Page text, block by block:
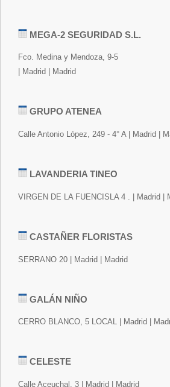
MEGA-2 SEGURIDAD S.L.
Fco. Medina y Mendoza, 9-5
| Madrid | Madrid
GRUPO ATENEA
Calle Antonio López, 249 - 4° A | Madrid |
LAVANDERIA TINEO
VIRGEN DE LA FUENCISLA 4 . | Madrid |
CASTAÑER FLORISTAS
SERRANO 20 | Madrid | Madrid
GALÁN NIÑO
CERRO BLANCO, 5 LOCAL | Madrid |
CELESTE
Calle Aceuchal, 3 | Madrid | Madrid